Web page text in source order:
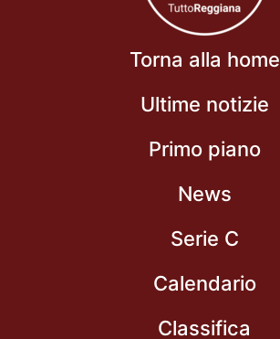
Torna alla home
Ultime notizie
Primo piano
News
Serie C
Calendario
Classifica